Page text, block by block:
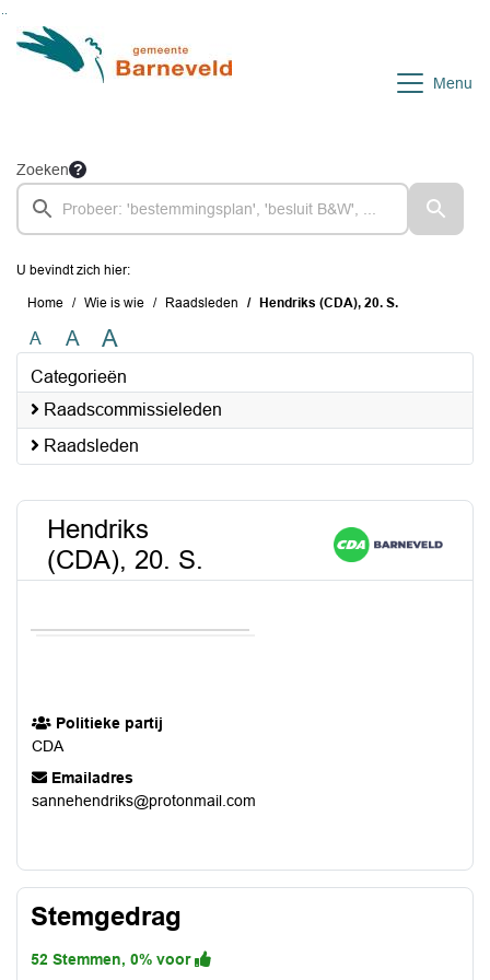
Ga naar de inhoud van deze pagina
Ga naar het zoeken
Ga naar het menu
Menu
Zoeken
U bevindt zich hier:
Home Wie is wie Raadsleden Hendriks (CDA), 20. S.
A A A
Categorieën
Raadscommissieleden
Raadsleden
Hendriks
(CDA), 20. S.
Politieke partij
CDA
Emailadres
sannehendriks@protonmail.com
Stemgedrag
52 Stemmen, 0% voor